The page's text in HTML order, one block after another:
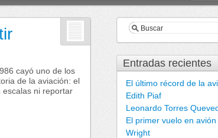
cayó uno de los
de la aviación: el
escalas ni reportar
Entradas recientes
El último récord de la
Edith Piaf
Leonardo Torres
El primer vuelo en
Wright